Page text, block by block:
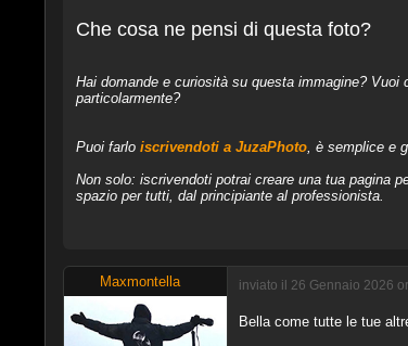
Che cosa ne pensi di questa foto?
Hai domande e curiosità su questa immagine?
particolarmente?
Puoi farlo iscrivendoti a JuzaPhoto, è semplice e
Non solo: iscrivendoti potrai creare una tua pagina
spazio per tutti, dal principiante al professionista.
Maxmontella inviato il 26 Gennaio 2026
Bella come tutte le tue